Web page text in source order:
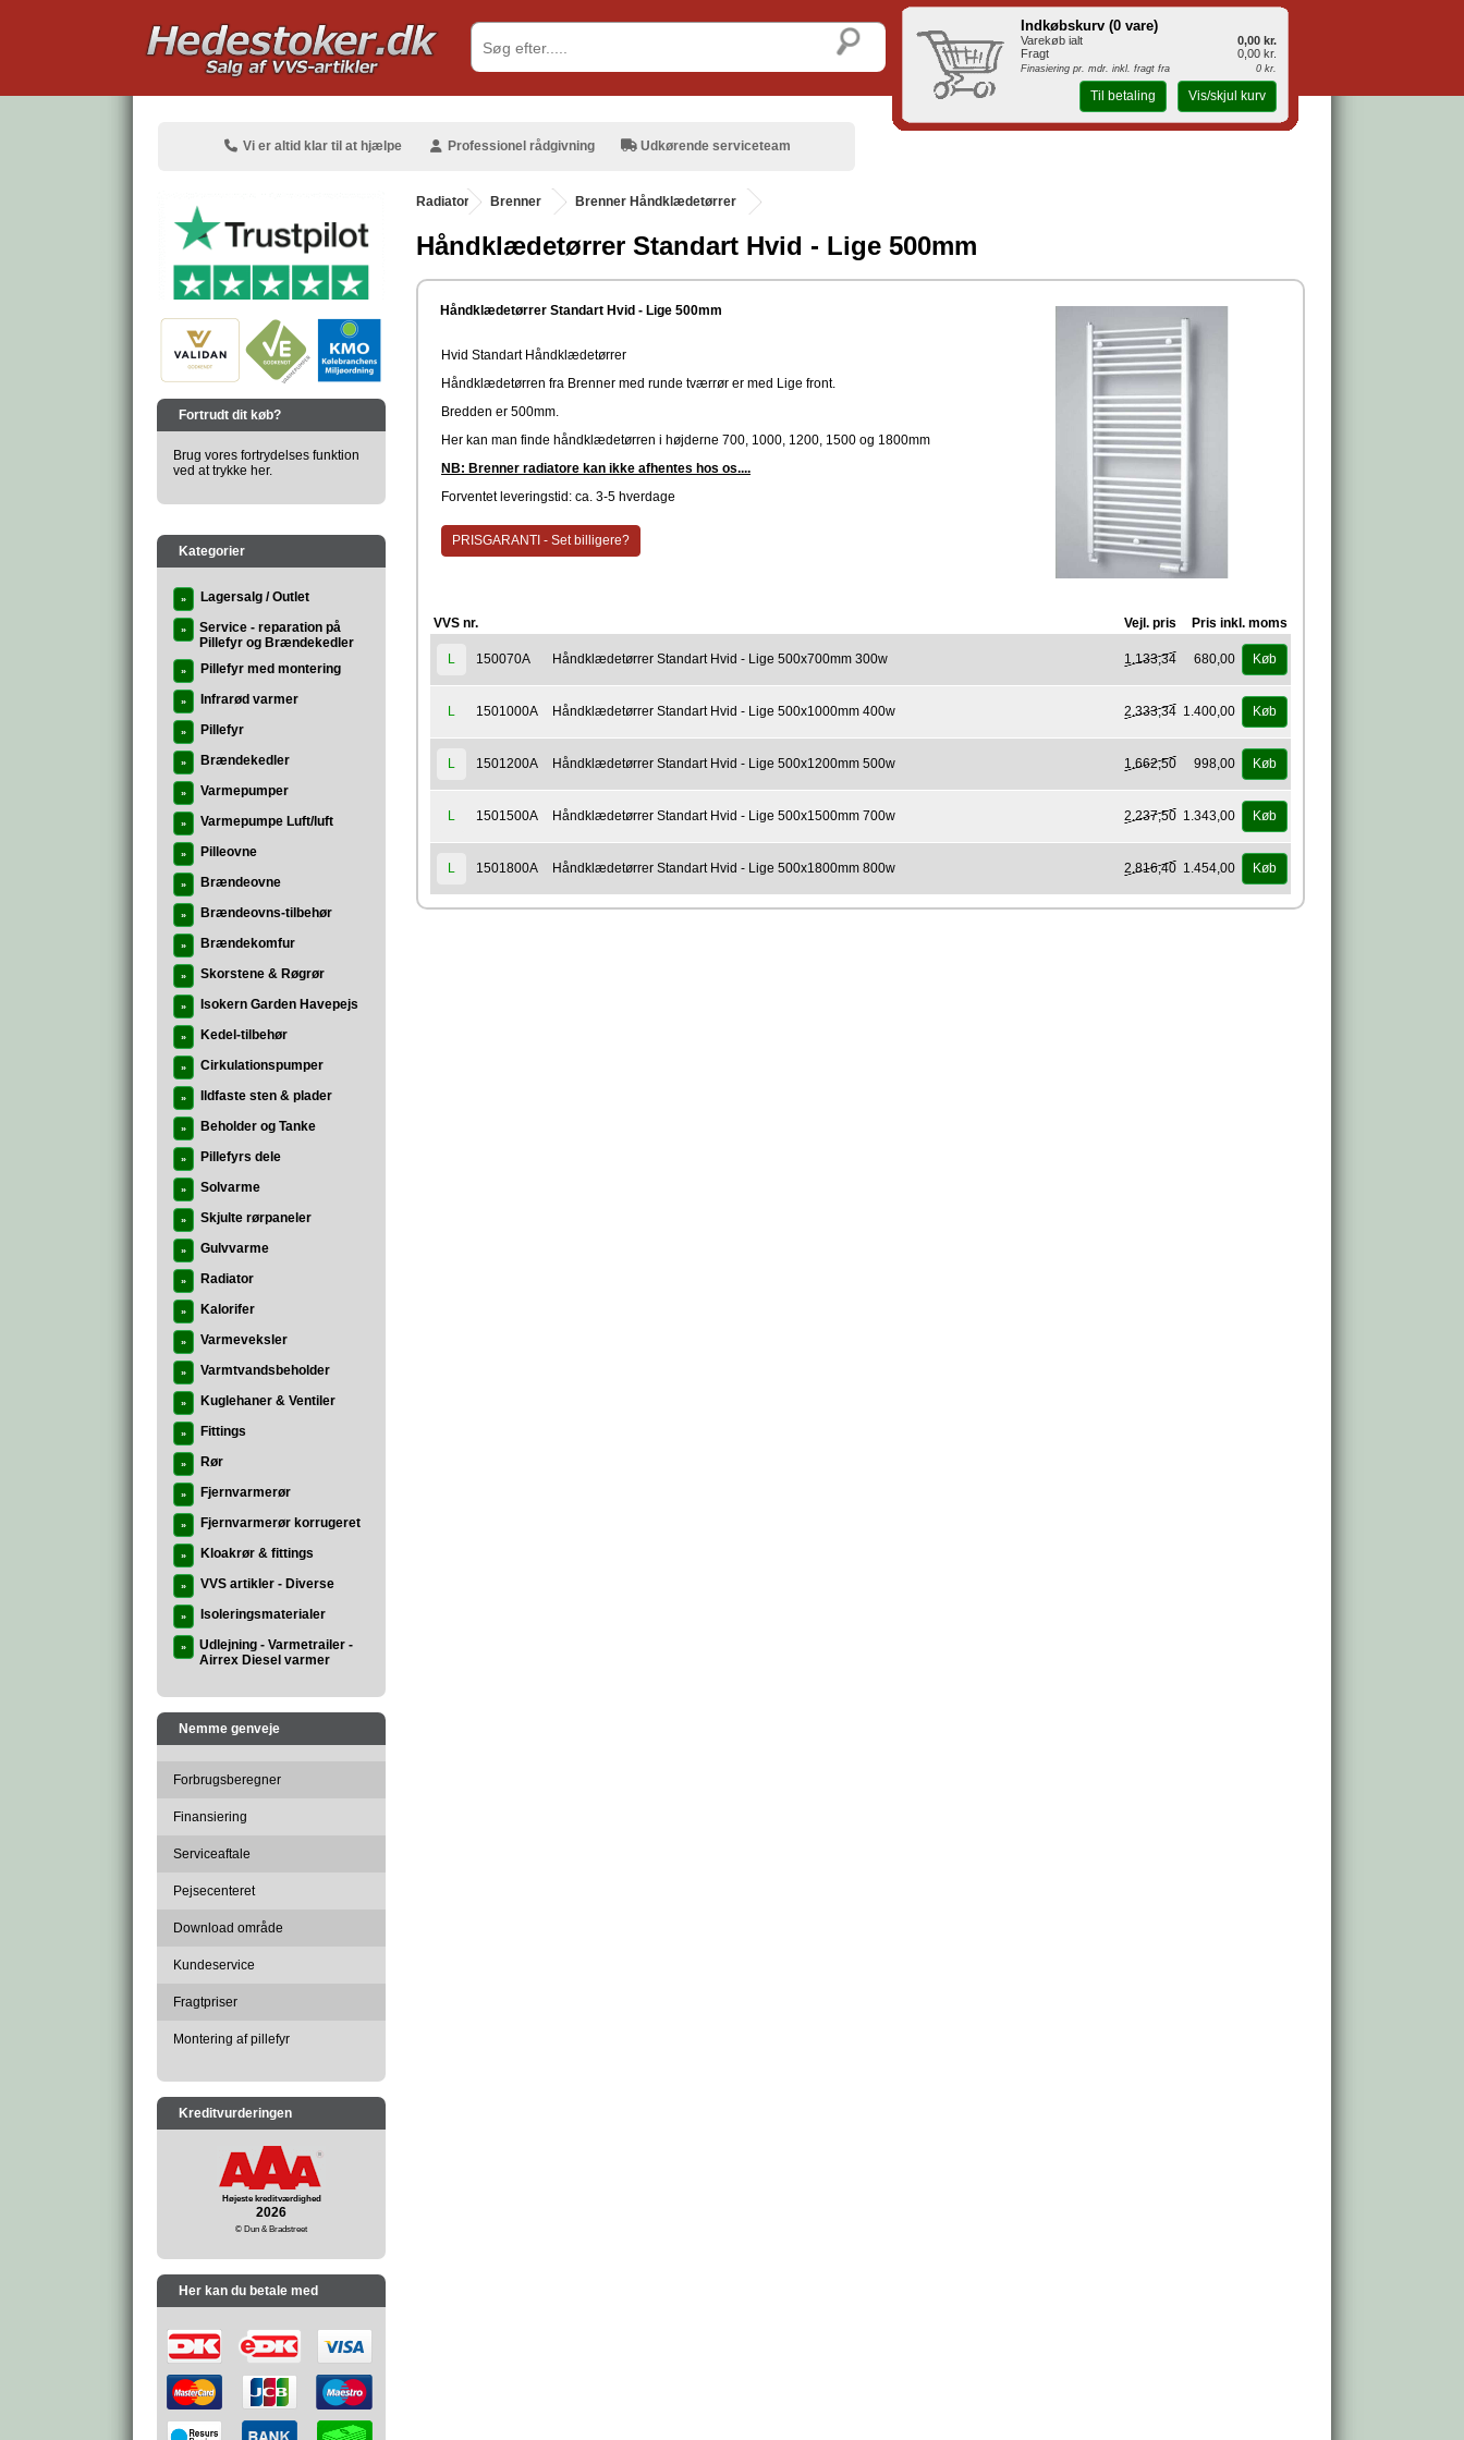
Vi er altid klar til at hjælpe Professionel rådgivning Udkørende serviceteam
Fortrudt dit køb?
Brug vores fortrydelses funktion
ved at trykke her.
Kategorier
» Lagersalg / Outlet
»
Service - reparation på
Pillefyr og Brændekedler
» Pillefyr med montering
» Infrarød varmer
» Pillefyr
» Brændekedler
» Varmepumper
» Varmepumpe Luft/luft
» Pilleovne
» Brændeovne
» Brændeovns-tilbehør
» Brændekomfur
» Skorstene & Røgrør
» Isokern Garden Havepejs
» Kedel-tilbehør
» Cirkulationspumper
» Ildfaste sten & plader
» Beholder og Tanke
» Pillefyrs dele
» Solvarme
» Skjulte rørpaneler
» Gulvvarme
» Radiator
» Kalorifer
» Varmeveksler
» Varmtvandsbeholder
» Kuglehaner & Ventiler
» Fittings
» Rør
» Fjernvarmerør
» Fjernvarmerør korrugeret
» Kloakrør & fittings
» VVS artikler - Diverse
» Isoleringsmaterialer
»
Udlejning - Varmetrailer -
Airrex Diesel varmer
Nemme genveje
Forbrugsberegner
Finansiering
Serviceaftale
Pejsecenteret
Download område
Kundeservice
Fragtpriser
Montering af pillefyr
Kreditvurderingen
Højeste kreditværdighed
2026
© Dun & Bradstreet
Her kan du betale med
Radiator . Brenner Brenner Håndklædetørrer
Håndklædetørrer Standart Hvid - Lige 500mm
Håndklædetørrer Standart Hvid - Lige 500mm
Hvid Standart Håndklædetørrer
Håndklædetørren fra Brenner med runde tværrør er med Lige front.
Bredden er 500mm.
Her kan man finde håndklædetørren i højderne 700, 1000, 1200, 1500 og 1800mm
NB: Brenner radiatore kan ikke afhentes hos os....
Forventet leveringstid: ca. 3-5 hverdage
PRISGARANTI - Set billigere?
VVS nr. Vejl. pris Pris inkl. moms
L 150070A Håndklædetørrer Standart Hvid - Lige 500x700mm 300w 1.133,34 680,00 Køb
L 1501000A Håndklædetørrer Standart Hvid - Lige 500x1000mm 400w 2.333,34 1.400,00 Køb
L 1501200A Håndklædetørrer Standart Hvid - Lige 500x1200mm 500w 1.662,50 998,00 Køb
L 1501500A Håndklædetørrer Standart Hvid - Lige 500x1500mm 700w 2.237,50 1.343,00 Køb
L 1501800A Håndklædetørrer Standart Hvid - Lige 500x1800mm 800w 2.816,40 1.454,00 Køb
Indkøbskurv (0 vare)
Varekøb ialt
0,00 kr.
Fragt
0,00 kr.
Finasiering pr. mdr. inkl. fragt fra 0 kr.
Til betaling Vis/skjul kurv